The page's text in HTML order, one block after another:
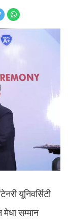
यूनिवर्सिटी
सम्मान